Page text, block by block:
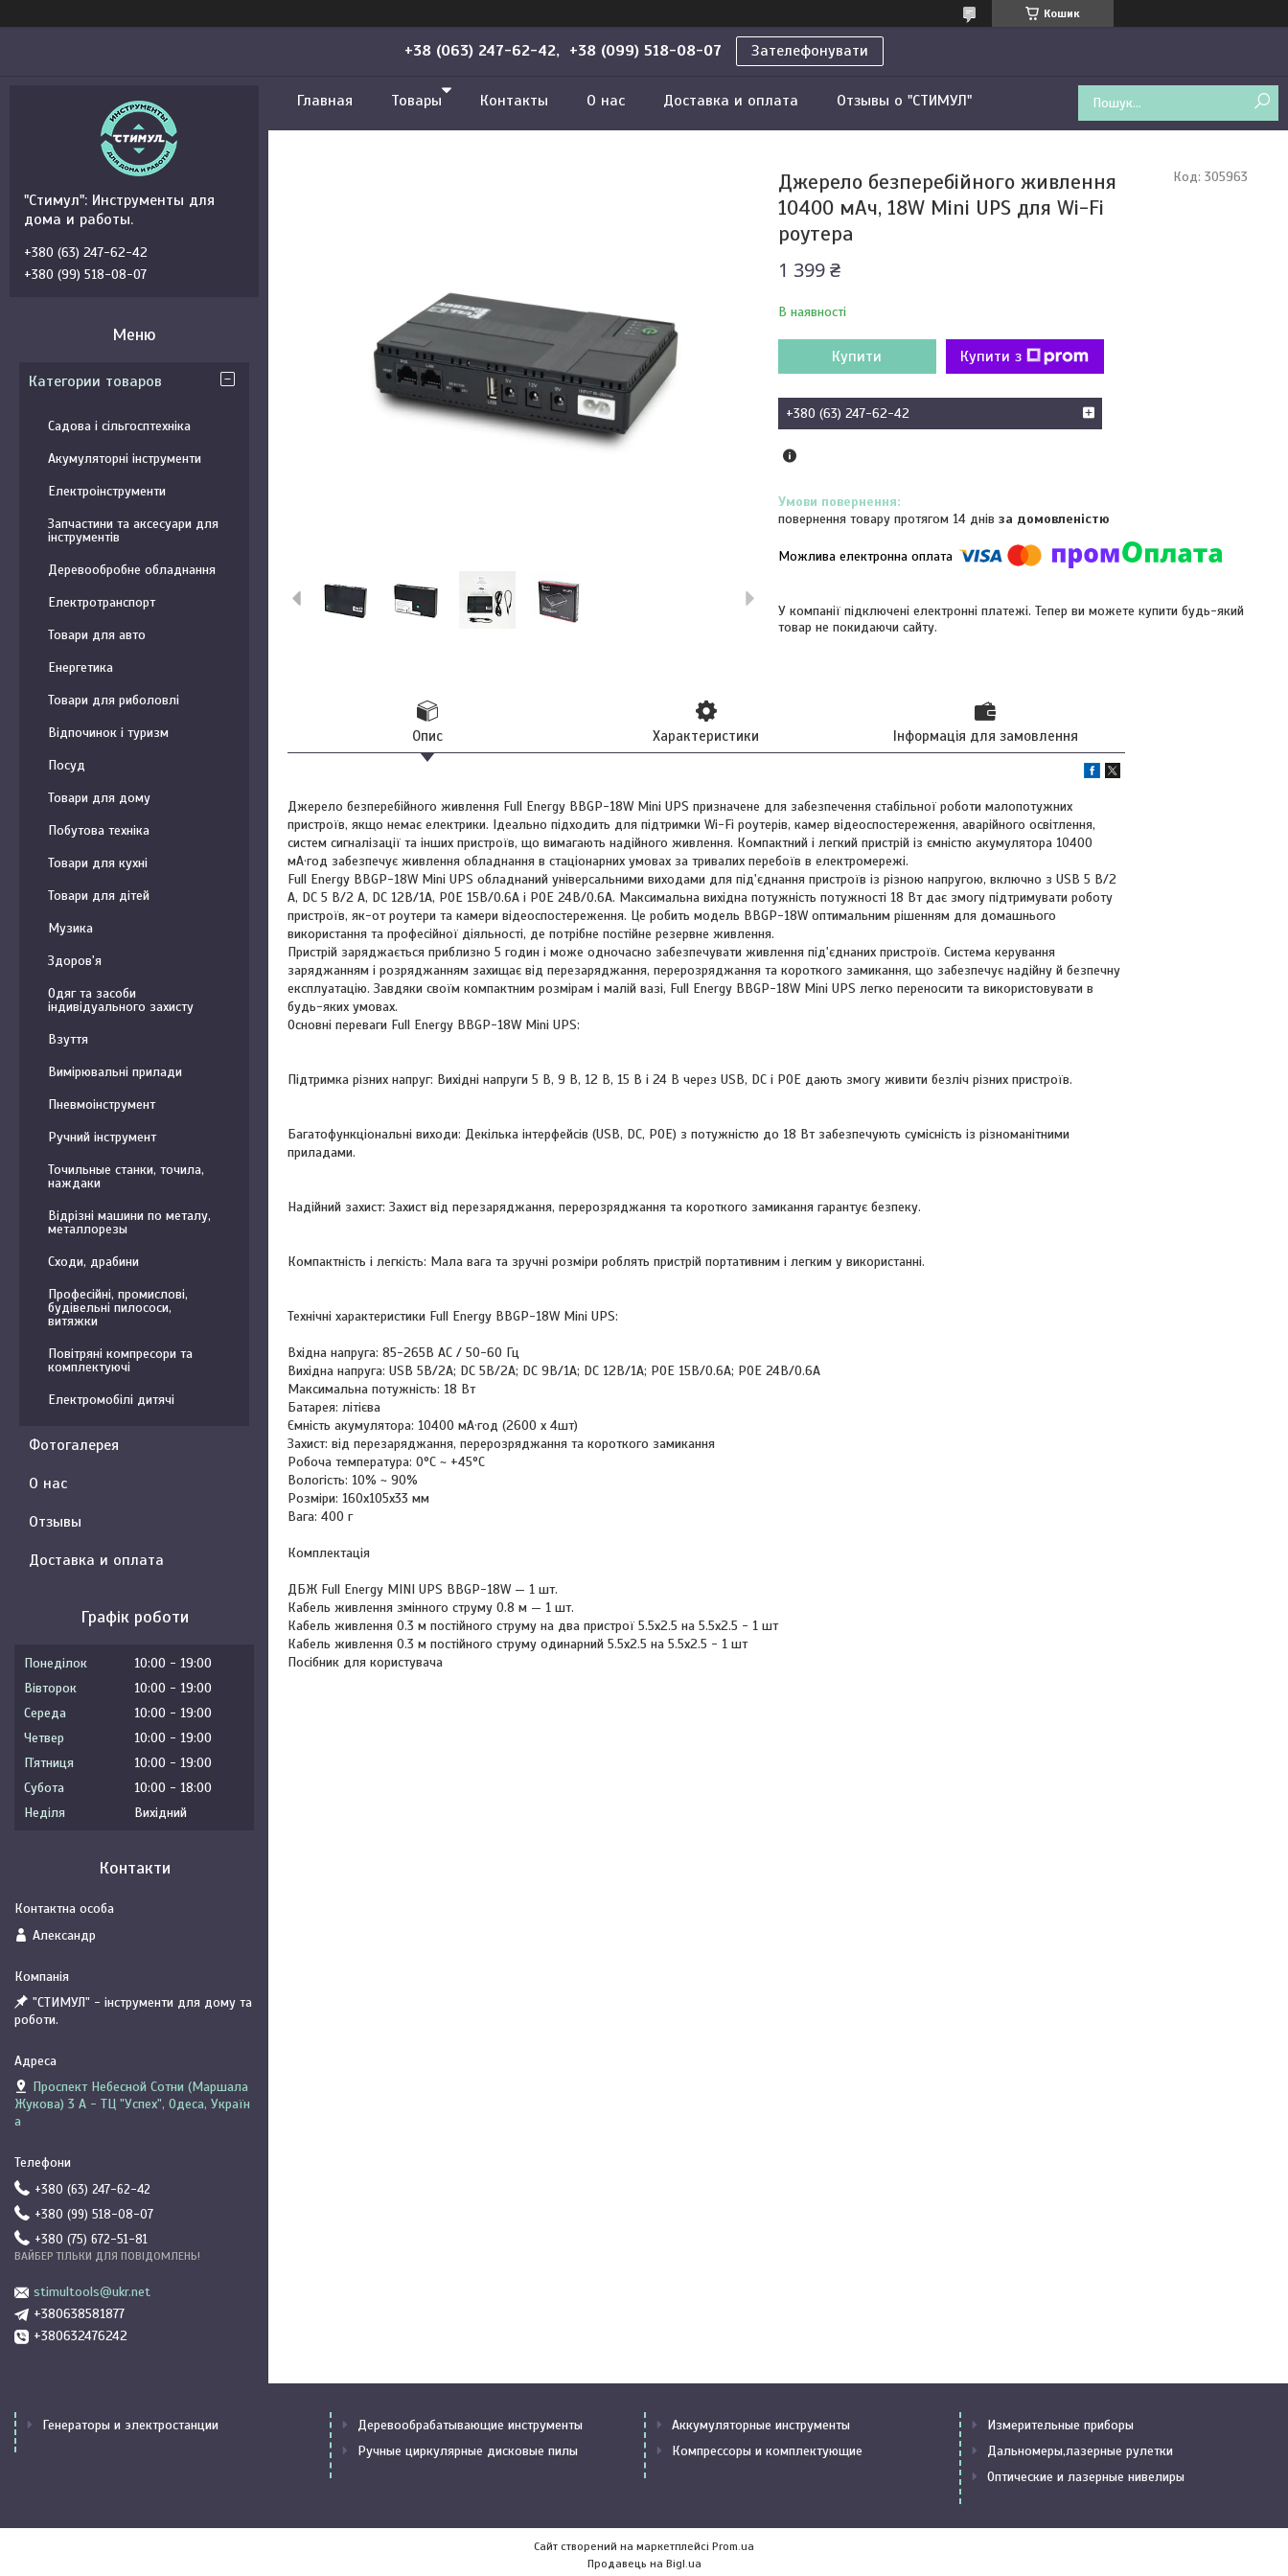
Кошик
+38 (063) 247-62-42, +38 (099) 518-08-07 Зателефонувати
Главная Товары Контакты О нас Доставка и оплата Отзывы о "СТИМУЛ"
Джерело безперебійного живлення
10400 мАч, 18W Mini UPS для Wi-Fi
роутера
1 399 ₴
В наявності
Код: 305963
Купити Купити з
+380 (63) 247-62-42
повернення товару протягом 14 днів за домовленістю
У компанії підключені електронні платежі. Тепер ви можете купити будь-який
товар не покидаючи сайту.
Опис Характеристики Інформація для замовлення
Джерело безперебійного живлення Full Energy BBGP-18W Mini UPS призначене для забезпечення стабільної роботи малопотужних
пристроїв, якщо немає електрики. Ідеально підходить для підтримки Wi-Fi роутерів, камер відеоспостереження, аварійного освітлення,
систем сигналізації та інших пристроїв, що вимагають надійного живлення. Компактний і легкий пристрій із ємністю акумулятора 10400
мА·год забезпечує живлення обладнання в стаціонарних умовах за тривалих перебоїв в електромережі.
Full Energy BBGP-18W Mini UPS обладнаний універсальними виходами для під'єднання пристроїв із різною напругою, включно з USB 5 В/2
А, DC 5 В/2 А, DC 12В/1А, POE 15В/0.6А і POE 24В/0.6А. Максимальна вихідна потужність потужності 18 Вт дає змогу підтримувати роботу
пристроїв, як-от роутери та камери відеоспостереження. Це робить модель BBGP-18W оптимальним рішенням для домашнього
використання та професійної діяльності, де потрібне постійне резервне живлення.
Пристрій заряджається приблизно 5 годин і може одночасно забезпечувати живлення під'єднаних пристроїв. Система керування
заряджанням і розряджанням захищає від перезаряджання, перерозряджання та короткого замикання, що забезпечує надійну й безпечну
експлуатацію. Завдяки своїм компактним розмірам і малій вазі, Full Energy BBGP-18W Mini UPS легко переносити та використовувати в
будь-яких умовах.
Основні переваги Full Energy BBGP-18W Mini UPS:
Підтримка різних напруг: Вихідні напруги 5 В, 9 В, 12 В, 15 В і 24 В через USB, DC і POE дають змогу живити безліч різних пристроїв.
Багатофункціональні виходи: Декілька інтерфейсів (USB, DC, POE) з потужністю до 18 Вт забезпечують сумісність із різноманітними
приладами.
Надійний захист: Захист від перезаряджання, перерозряджання та короткого замикання гарантує безпеку.
Компактність і легкість: Мала вага та зручні розміри роблять пристрій портативним і легким у використанні.
Технічні характеристики Full Energy BBGP-18W Mini UPS:
Вхідна напруга: 85-265В AC / 50-60 Гц
Вихідна напруга: USB 5В/2А; DC 5В/2А; DC 9В/1А; DC 12В/1А; POE 15В/0.6А; POE 24В/0.6А
Максимальна потужність: 18 Вт
Батарея: літієва
Ємність акумулятора: 10400 мА·год (2600 х 4шт)
Захист: від перезаряджання, перерозряджання та короткого замикання
Робоча температура: 0°C ~ +45°C
Вологість: 10% ~ 90%
Розміри: 160x105x33 мм
Вага: 400 г
Комплектація
ДБЖ Full Energy MINI UPS BBGP-18W — 1 шт.
Кабель живлення змінного струму 0.8 м — 1 шт.
Кабель живлення 0.3 м постійного струму на два пристрої 5.5x2.5 на 5.5x2.5 - 1 шт
Кабель живлення 0.3 м постійного струму одинарний 5.5x2.5 на 5.5x2.5 - 1 шт
Посібник для користувача
"Стимул": Инструменты для
дома и работы.
+380 (63) 247-62-42
+380 (99) 518-08-07
Категории товаров
Садова і сільгосптехніка
Акумуляторні інструменти
Електроінструменти
Запчастини та аксесуари для
інструментів
Деревообробне обладнання
Електротранспорт
Товари для авто
Енергетика
Товари для риболовлі
Відпочинок і туризм
Посуд
Товари для дому
Побутова техніка
Товари для кухні
Товари для дітей
Музика
Здоров'я
Одяг та засоби
індивідуального захисту
Взуття
Вимірювальні прилади
Пневмоінструмент
Ручний інструмент
Точильные станки, точила,
наждаки
Відрізні машини по металу,
металлорезы
Сходи, драбини
Професійні, промислові,
будівельні пилососи,
витяжки
Повітряні компресори та
комплектуючі
Електромобілі дитячі
Фотогалерея
О нас
Отзывы
Доставка и оплата
Графік роботи
Понеділок 10:00
19:00
Вівторок
10:00
19:00
Середа
10:00
19:00
Четвер
10:00
19:00
Пʼятниця
10:00
19:00
Субота
10:00
18:00
Неділя
Вихідний
Контакти
Александр
"СТИМУЛ" - інструменти для дому та
роботи.
Проспект Небесной Сотни (Маршала
Жукова) 3 А - ТЦ "Успех", Одеса, Україн
а
+380 (63) 247-62-42
+380 (99) 518-08-07
+380 (75) 672-51-81
ВАЙБЕР ТІЛЬКИ ДЛЯ ПОВІДОМЛЕНЬ!
stimultools@ukr.net
+380638581877
+380632476242
Генераторы и электростанции
Деревообрабатывающие инструменты
Ручные циркулярные дисковые пилы
Аккумуляторные инструменты
Компрессоры и комплектующие
Измерительные приборы
Дальномеры,лазерные рулетки
Оптические и лазерные нивелиры
Сайт створений на маркетплейсі Prom.ua
Продавець на Bigl.ua